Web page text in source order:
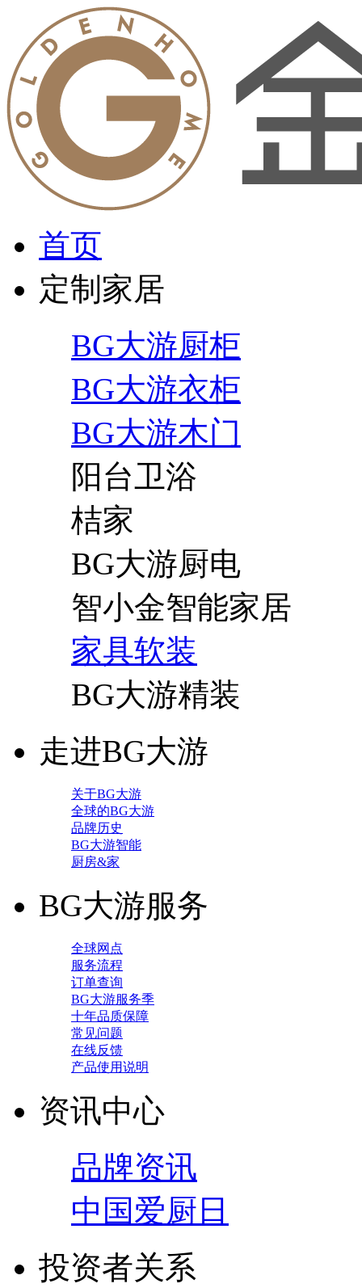
首页
定制家居
BG大游厨柜
BG大游衣柜
BG大游木门
阳台卫浴
桔家
BG大游厨电
智小金智能家居
家具软装
BG大游精装
走进BG大游
关于BG大游
全球的BG大游
品牌历史
BG大游智能
厨房&家
BG大游服务
全球网点
服务流程
订单查询
BG大游服务季
十年品质保障
常见问题
在线反馈
产品使用说明
资讯中心
品牌资讯
中国爱厨日
投资者关系